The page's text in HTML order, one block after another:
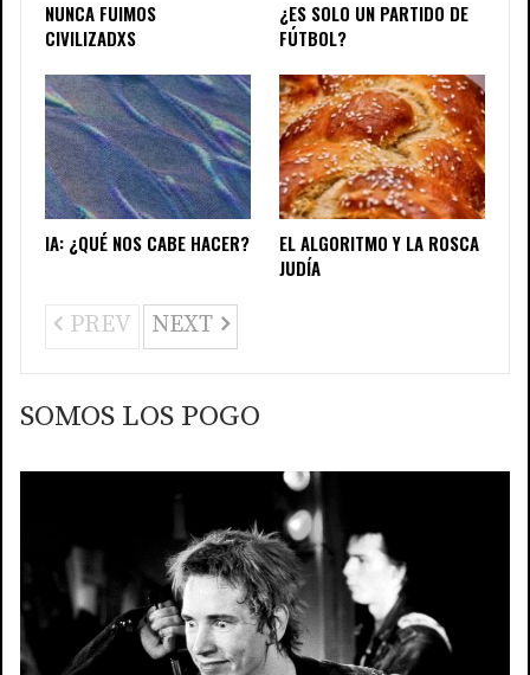
NUNCA FUIMOS
CIVILIZADXS
¿ES SOLO UN PARTIDO DE
FÚTBOL?
IA: ¿QUÉ NOS CABE HACER?
EL ALGORITMO Y LA ROSCA
JUDÍA
PREV NEXT
SOMOS LOS POGO